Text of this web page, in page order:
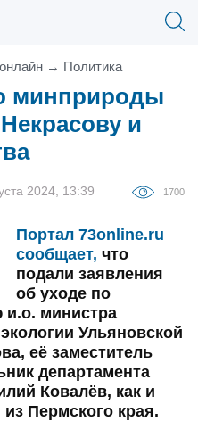
→ Политика
минприроды
и
2024, 13:39 1700
Портал 73online.ru
сообщает, что
подали заявления
об уходе по
и.о. министра
Ульяновской
её заместитель
департамента
Ковалёв, как и
Пермского края.